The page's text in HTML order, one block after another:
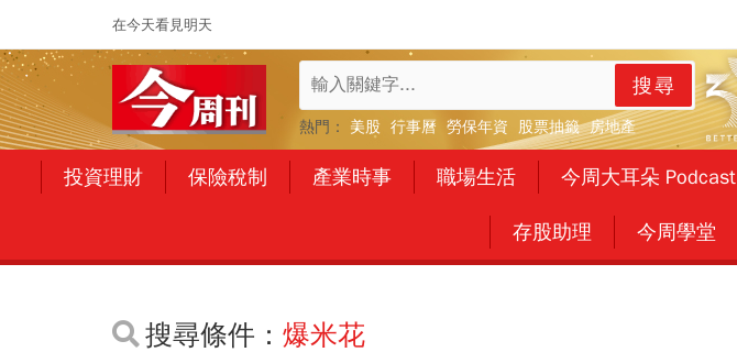
在今天看見明天
搜尋
熱門： 美股 行事曆 勞保年資 股票抽籤 房地產
投資理財 保險稅制 產業時事 職場生活 今周大耳朵 Podcast
存股助理 今周學堂
搜尋條件： 爆米花